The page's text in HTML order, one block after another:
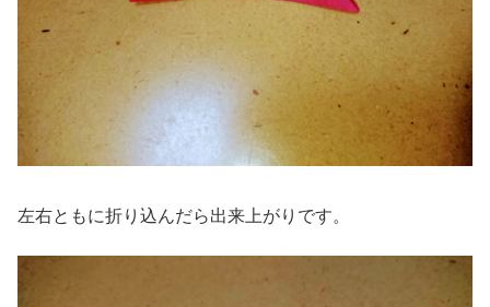
左右ともに折り込んだら出来上がりです。